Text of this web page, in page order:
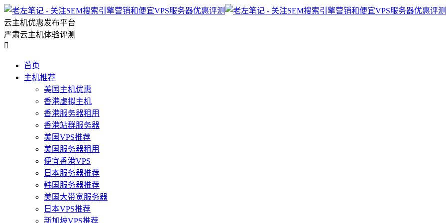
云主机优惠发布平台
严肃云主机体验评测

首页
主机推荐
美国主机优惠
香港虚拟主机
香港服务器租用
香港站群服务器
美国VPS推荐
美国服务器租用
便宜香港VPS
日本服务器推荐
韩国服务器推荐
美国大带宽服务器
日本VPS推荐
新加坡VPS推荐